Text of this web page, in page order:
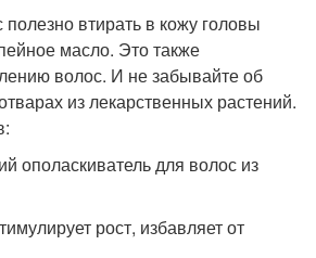
втирать в кожу головы
масло. Это также
волос. И не забывайте об
из лекарственных растений.
ополаскиватель для волос из
рост, избавляет от